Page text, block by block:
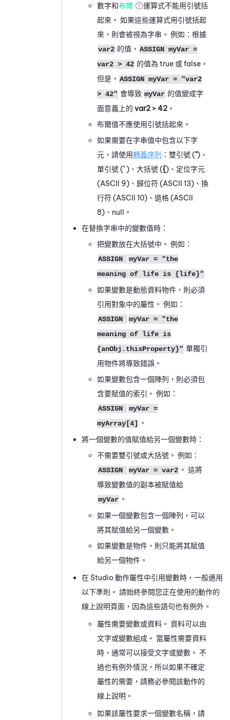
數字和布爾
運算式不能用引號括
起來。 如果這些運算式用引號括起
來，則會被視為字串。 例如：根據
var2 的值， ASSIGN myVar =
var2 > 42 的值為 true 或 false。
但是， ASSIGN myVar = "var2
> 42" 會導致 myVar 的值變成字
面意義上的 var2 > 42 。
布爾值不應使用引號括起來。
如果需要在字串值中包含以下字
元，請使用轉義序列 ：雙引號 (")、
單引號 (')、大括號 ({)、定位字元
(ASCII 9)、歸位符 (ASCII 13)、換
行符 (ASCII 10)、退格 (ASCII
8)、null。
在替換字串中的變數值時：
把變數放在大括號中。 例如：
ASSIGN
myVar = "the
meaning of life is {life}"
如果變數是動態資料物件，則必須
引用對象中的屬性。 例如：
ASSIGN
myVar = "the
meaning of life is
{anObj.thisProperty}" 單獨引
用物件將導致錯誤。
如果變數包含一個陣列，則必須包
含要賦值的索引。 例如：
ASSIGN
myVar =
myArray[4] 。
將一個變數的值賦值給另一個變數時：
不需要雙引號或大括號。 例如：
ASSIGN myVar = var2 。 這將
導致變數值的副本被賦值給
myVar 。
如果一個變數包含一個陣列，可以
將其賦值給另一個變數。
如果變數是物件，則只能將其賦值
給另一個物件。
在 Studio 動作屬性中引用變數時，一般適用
以下準則。 請始終參閱您正在使用的動作的
線上說明頁面，因為這些語句也有例外。
屬性需要變數或資料。 資料可以由
文字或變數組成。 當屬性需要資料
時，通常可以接受文字或變數。 不
過也有例外情況，所以如果不確定
屬性的需要，請務必參閱該動作的
線上說明。
如果該屬性要求一個變數名稱，請